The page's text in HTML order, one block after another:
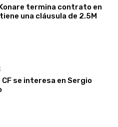
termina contrato en
una cláusula de 2.5M
CF se interesa en Sergio